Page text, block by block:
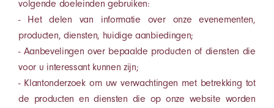
volgende doeleinden gebruiken:
- Het delen van informatie over onze evenementen,
producten, diensten, huidige aanbiedingen;
- Aanbevelingen over bepaalde producten of diensten die
voor u interessant kunnen zijn;
- Klantonderzoek om uw verwachtingen met betrekking tot
de producten en diensten die op onze website worden